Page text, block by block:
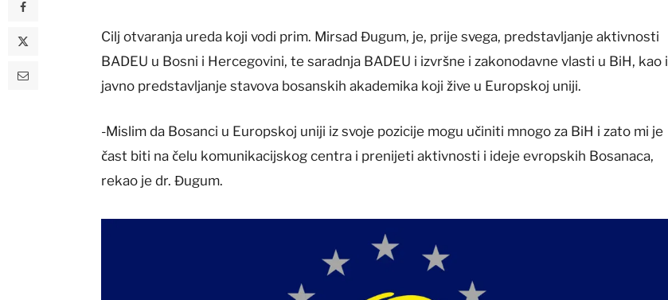
Cilj otvaranja ureda koji vodi prim. Mirsad Đugum, je, prije svega, predstavljanje aktivnosti
BADEU u Bosni i Hercegovini, te saradnja BADEU i izvršne i zakonodavne vlasti u BiH, kao i
javno predstavljanje stavova bosanskih akademika koji žive u Europskoj uniji.
-Mislim da Bosanci u Europskoj uniji iz svoje pozicije mogu učiniti mnogo za BiH i zato mi je
čast biti na čelu komunikacijskog centra i prenijeti aktivnosti i ideje evropskih Bosanaca,
rekao je dr. Đugum.